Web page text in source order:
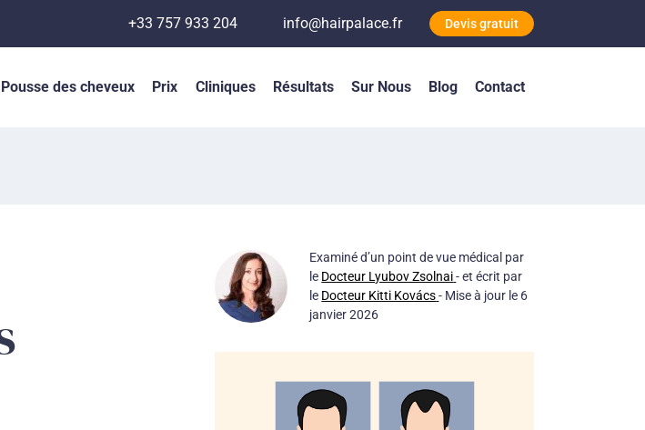
+33 757 933 204 info@hairpalace.fr Devis gratuit
Pousse des cheveux Prix Cliniques Résultats Sur Nous Blog Contact
Examiné d’un point de vue médical par
le Docteur Lyubov Zsolnai - et écrit par
le Docteur Kitti Kovács - Mise à jour le 6
janvier 2026